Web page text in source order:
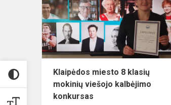
Klaipėdos miesto 8 klasių
mokinių viešojo kalbėjimo
konkursas